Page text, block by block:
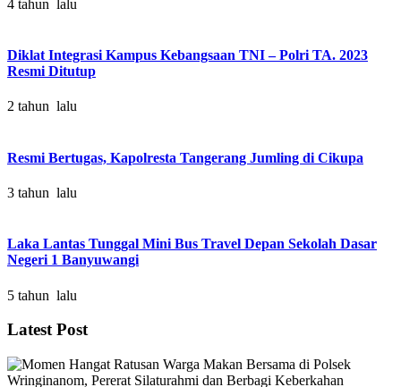
4 tahun lalu
Diklat Integrasi Kampus Kebangsaan TNI – Polri TA. 2023
Resmi Ditutup
2 tahun lalu
Resmi Bertugas, Kapolresta Tangerang Jumling di Cikupa
3 tahun lalu
Laka Lantas Tunggal Mini Bus Travel Depan Sekolah Dasar
Negeri 1 Banyuwangi
5 tahun lalu
Latest Post